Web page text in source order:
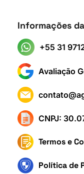
Informações
+55 31
Avaliação
CNPJ:
Termos e
Política de